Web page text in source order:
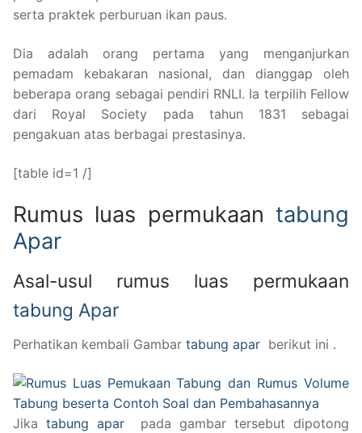
serta praktek perburuan ikan paus.
Dia adalah orang pertama yang menganjurkan
pemadam kebakaran nasional, dan dianggap oleh
beberapa orang sebagai pendiri RNLI. Ia terpilih Fellow
dari Royal Society pada tahun 1831 sebagai
pengakuan atas berbagai prestasinya.
[table id=1 /]
Rumus luas permukaan tabung
Apar
Asal-usul rumus luas permukaan
tabung Apar
Perhatikan kembali Gambar tabung apar berikut ini .
Jika tabung apar pada gambar tersebut dipotong